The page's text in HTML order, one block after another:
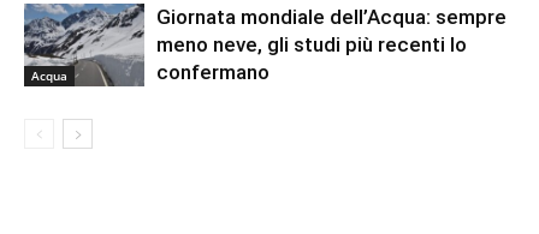
Acqua
Giornata mondiale dell’Acqua: sempre
meno neve, gli studi più recenti lo
confermano